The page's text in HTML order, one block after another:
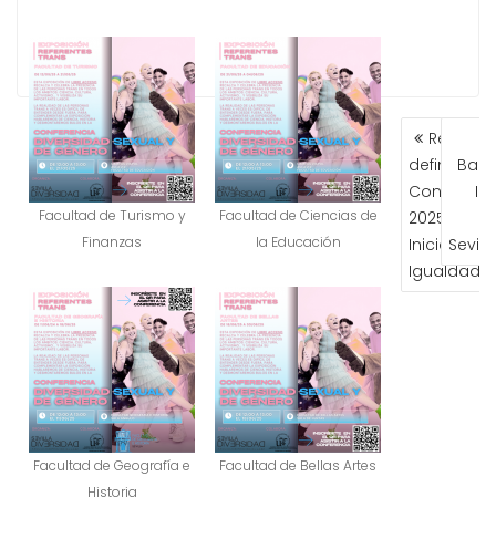
Facultad de Turismo y
Finanzas
Facultad de Ciencias de
la Educación
Facultad de Geografía e
Historia
Facultad de Bellas Artes
DE
definitiva
2025 de
Iniciativas
Igualdad